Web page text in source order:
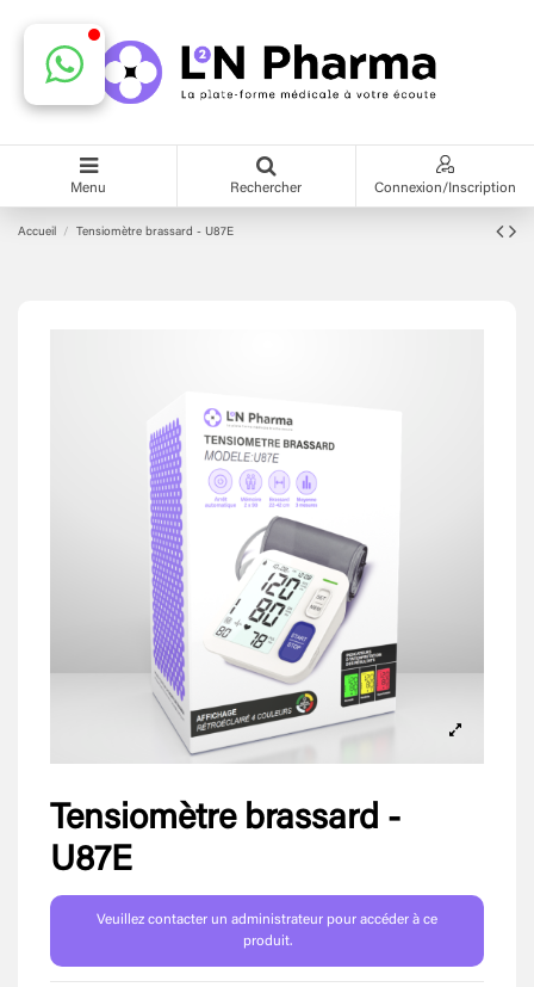
Menu Rechercher Connexion/Inscription
Accueil Tensiomètre brassard - U87E
Tensiomètre brassard -
U87E
Veuillez contacter un administrateur pour accéder à ce
produit.